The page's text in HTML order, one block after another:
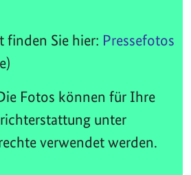
finden Sie hier: Pressefotos
Fotos können für Ihre
unter
verwendet werden.